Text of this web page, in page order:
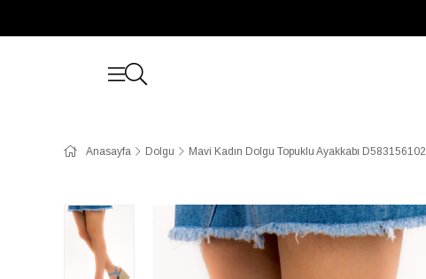
Anasayfa Dolgu Mavi Kadın Dolgu Topuklu Ayakkabı D583156102